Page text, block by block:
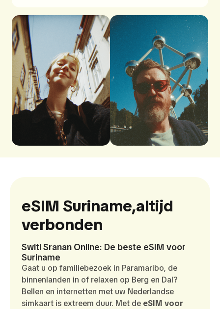
eSIM Suriname,altijd
verbonden
Switi Sranan Online: De beste eSIM voor
Suriname
Gaat u op familiebezoek in Paramaribo, de
binnenlanden in of relaxen op Berg en Dal?
Bellen en internetten met uw Nederlandse
simkaart is extreem duur. Met de eSIM voor